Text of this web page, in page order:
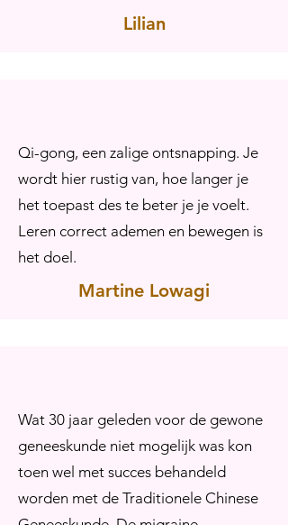
Lilian
Qi-gong, een zalige ontsnapping. Je
wordt hier rustig van, hoe langer je
het toepast des te beter je je voelt.
Leren correct ademen en bewegen is
het doel.
Martine Lowagi
Wat 30 jaar geleden voor de gewone
geneeskunde niet mogelijk was kon
toen wel met succes behandeld
worden met de Traditionele Chinese